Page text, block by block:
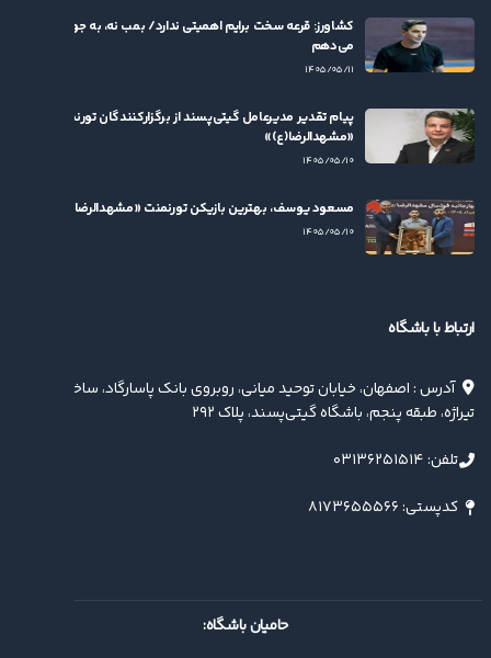
کشاورز: قرعه سخت برایم اهمیتی ندارد/ بمب نه، به جوان‌ها بها
می‌دهم
۱۴۰۵/۰۵/۱۱
پیام تقدیر مدیرعامل گیتی‌پسند از برگزارکنندگان تورنمنت
«مشهدالرضا(ع)»
۱۴۰۵/۰۵/۱۰
مسعود یوسف، بهترین بازیکن تورنمنت «مشهدالرضا(ع)» شد
۱۴۰۵/۰۵/۱۰
ارتباط با باشگاه
آدرس : اصفهان، خیابان توحید میانی، روبروی بانک پاسارگاد، ساختمان
تیراژه، طبقه پنجم، باشگاه گیتی‌پسند، پلاک ۲۹۲
تلفن: ۰۳۱۳۶۲۵۱۵۱۴
کدپستی: ۸۱۷۳۶۵۵۵۶۶
حامیان باشگاه: